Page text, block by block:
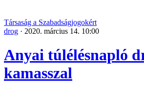
Társaság a Szabadságjogokért
drog · 2020. március 14. 10:00
Anyai túlélésnapló
kamasszal